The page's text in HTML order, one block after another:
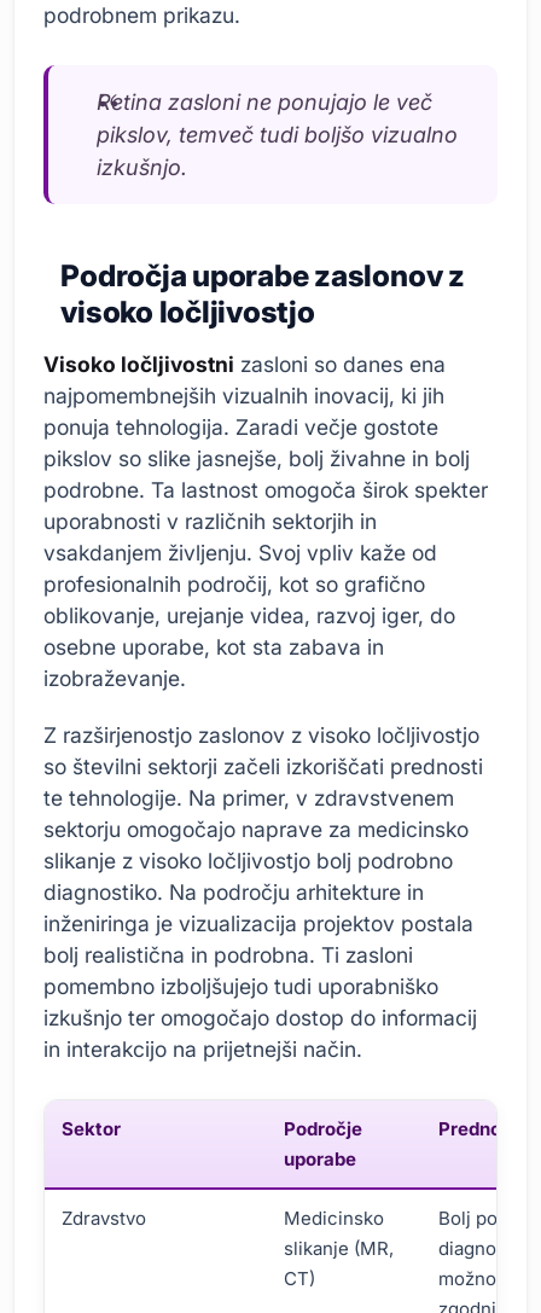
podrobnem prikazu.
Retina zasloni ne ponujajo le več
pikslov, temveč tudi boljšo vizualno
izkušnjo.
Področja uporabe zaslonov z
visoko ločljivostjo
Visoko ločljivostni zasloni so danes ena
najpomembnejših vizualnih inovacij, ki jih
ponuja tehnologija. Zaradi večje gostote
pikslov so slike jasnejše, bolj živahne in bolj
podrobne. Ta lastnost omogoča širok spekter
uporabnosti v različnih sektorjih in
vsakdanjem življenju. Svoj vpliv kaže od
profesionalnih področij, kot so grafično
oblikovanje, urejanje videa, razvoj iger, do
osebne uporabe, kot sta zabava in
izobraževanje.
Z razširjenostjo zaslonov z visoko ločljivostjo
so številni sektorji začeli izkoriščati prednosti
te tehnologije. Na primer, v zdravstvenem
sektorju omogočajo naprave za medicinsko
slikanje z visoko ločljivostjo bolj podrobno
diagnostiko. Na področju arhitekture in
inženiringa je vizualizacija projektov postala
bolj realistična in podrobna. Ti zasloni
pomembno izboljšujejo tudi uporabniško
izkušnjo ter omogočajo dostop do informacij
in interakcijo na prijetnejši način.
Sektor
Področje
uporabe
Prednosti
Zdravstvo
Medicinsko
slikanje (MR,
CT)
Bolj
diagnostika,
možnost